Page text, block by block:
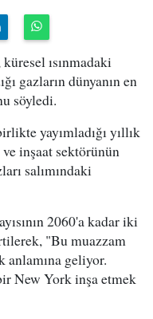
ısınmadaki
gazların dünyanın en
söyledi.
yayımladığı yıllık
inşaat sektörünün
salımındaki
2060'a kadar iki
"Bu muazzam
geliyor.
New York inşa etmek